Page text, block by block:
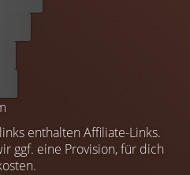
enthalten Affiliate-Links.
ggf. eine Provision, für dich